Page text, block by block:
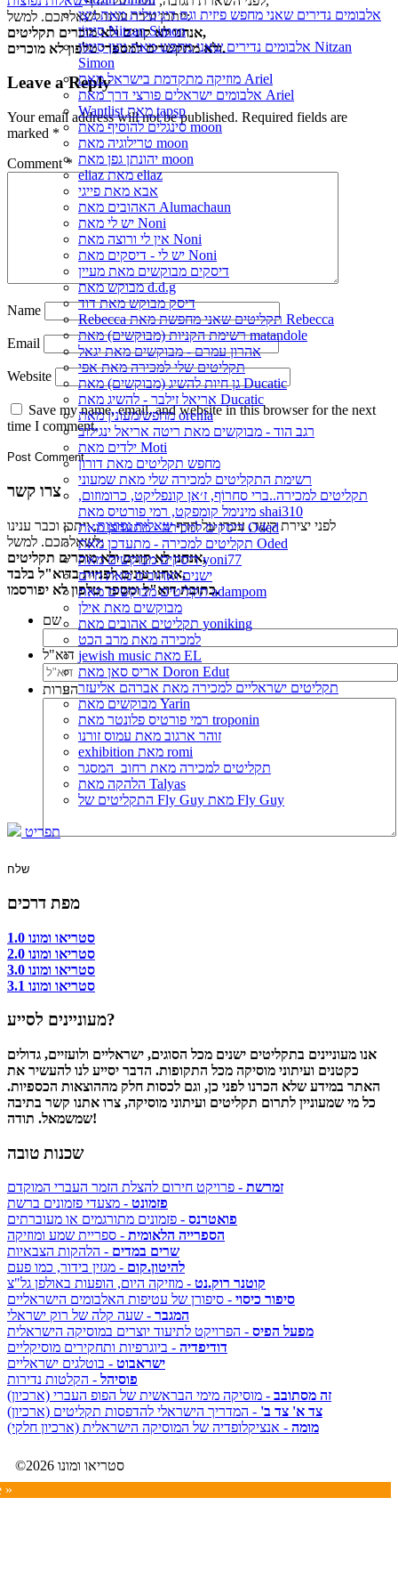
אלבומים נדירים שאני מחפש פיזית וגם דיגיטלית מאת נִיצָן
סִימוֹן Nitzan Simon
אלבומים נדירים שאני מחפש מאת נִיצָן סִימוֹן Nitzan
Simon
מוזיקה מתקדמת בישראל מאת Ariel
אלבומים ישראלים פורצי דרך מאת Ariel
Wantlist מאת tapsp
סינגלים להוסיף מאת moon
טרילוגיה מאת moon
יהונתן גפן מאת moon
eliaz מאת eliaz
אבא מאת פייגי
האהובים מאת Alumachaun
יש לי מאת Noni
אין לי ורוצה מאת Noni
יש לי - דיסקים מאת Noni
דיסקים מבוקשים מאת מעיין
מבוקש מאת d.d.g
דיסק מבוקש מאת דוד
Rebecca תקליטים שאני מחפשת מאת Rebecca
רשימת הקניות (מבוקשים) מאת matandole
אהרון עמרם - מבוקשים מאת יגאל
תקליטים שלי למכירה מאת אפי
גן חיות להשיג (מבוקשים) מאת Ducatic
אריאל זילבר - להשיג מאת Ducatic
מחפש/מעונין מאת orenla
רגב הוד - מבוקשים מאת ריטה אריאל ינגילוב
ילדים מאת Moti
מחפש תקליטים מאת דורון
רשימת התקליטים למכירה שלי מאת שמעוני
תקליטים למכירה..ברי סחרוֹף, ז׳אן קונפליקט, כרומוזום,
מינימל קומפקט, רמי פורטיס מאת shai310
דיסקים למכירה - מתעדכן מאת Oded
תקליטים למכירה - מתעדכן מאת Oded
דיסקים מבוקשים מאת yoni77
ישנים ואהובים מאת חיים
תקליטים מבוקשים מאת adampom
מבוקשים מאת אילן
תקליטים אהובים מאת yoniking
למכירה מאת מרב הכט
jewish music מאת EL
אריס סאן מאת Doron Edut
תקליטים ישראליים למכירה מאת אברהם אליעזר
מבוקשים מאת Yarin
רמי פורטיס פלונטר מאת troponin
זוהר ארגוב מאת עמוס זורנו
exhibition מאת romi
תקליטים למכירה מאת רחוב_המסגר
הלהקה מאת Talyas
התקליטים של Fly Guy מאת Fly Guy
תפריט
ייתכן וכבר ענינו לשאלתכם. למשל:
אנחנו לא קונים ולא מוכרים תקליטים,
ולא מתקשרים למספרי טלפון לא מוכרים.
Leave a Reply
Your email address will not be published. Required fields are
marked *
Comment*
Name
Email
Website
Save my name, email, and website in this browser for the next
time I comment.
צרו קשר
לפני יצירת קשר, עברו על הדףשאלות נפוצות, ייתכן וכבר ענינו
לשאלתכם. למשל:
אנחנו לא קונים ולא מוכרים תקליטים,
אנחנו עונים לפניות בדוא"ל בלבד,
כתובת דוא"ל ומספר טלפון לא יפורסמו.
שם
דוא"ל
הערות
מפת דרכים
סטריאו ומונו 1.0
סטריאו ומונו 2.0
סטריאו ומונו 3.0
סטריאו ומונו 3.1
מעוניינים לסייע?
אנו מעוניינים בתקליטים ישנים מכל הסוגים, ישראליים ולועזיים, גדולים
כקטנים ועיתוני מוסיקה מכל התקופות. הדבר יסייע לנו להעשיר את
האתר במידע שלא הכרנו לפני כן, וגם לכסות חלק מההוצאות הכספיות.
כל מי שמעוניין לתרום תקליטים ועיתוני מוסיקה, צרו אתנו קשר בתיבה
שמשמאל. תודה!
שכנות טובה
זמרשת - פרויקט חירום להצלת הזמר העברי המוקדם
פזמונט - מצעדי פזמונים ברשת
פואטרנס - פזמונים מתורגמים או מעוברתים
הספרייה הלאומית - ספריית שמע ומוזיקה
שרים במדים - הלהקות הצבאיות
להיטון.קום - מגזין בידור, כמו פעם
קוטנר רוק.נט - מוזיקה היום, הופעות באולפן גל"צ
סיפור כיסוי - סיפורן של עטיפות האלבומים הישראליים
המגבר - שעה קלה של רוק ישראלי
מפעל הפיס - הפרויקט לתיעוד יוצרים במוסיקה הישראלית
דודיפדיה - ביוגרפיות ותחקירים מוסיקליים
ישראבוט - בוטלגים ישראליים
פוסיהל - הקלטות נדירות
זה מסתובב - מוסיקה מימי הבראשית של הפופ העברי (ארכיון)
צד א' צד ב' - המדריך הישראלי להדפסות תקליטים (ארכיון)
מומה - אנציקלופדיה של המוסיקה הישראלית (ארכיון חלקי)
©2026 סטריאו ומונו
»